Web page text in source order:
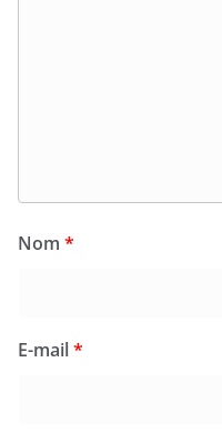
Nom *
E-mail*